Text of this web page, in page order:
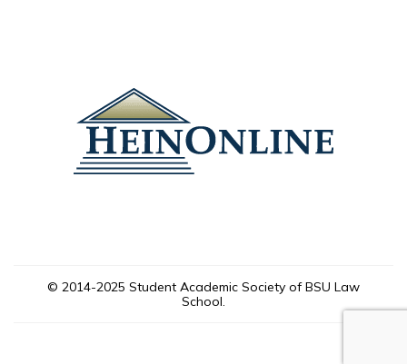
© 2014-2025 Student Academic Society of BSU Law
School.